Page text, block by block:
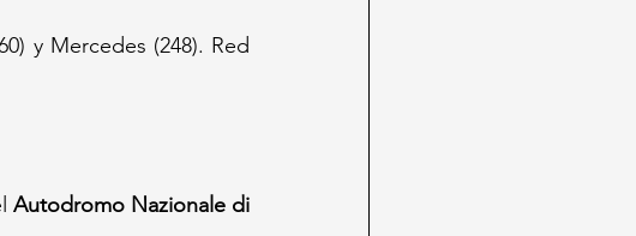
y Mercedes (248). Red
Autodromo Nazionale di